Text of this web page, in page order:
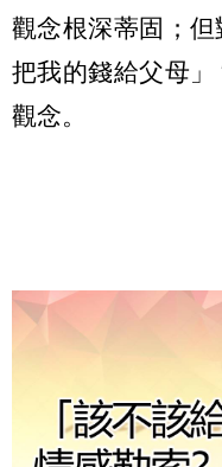
觀念根深蒂固；
把我的錢給父母
觀念。